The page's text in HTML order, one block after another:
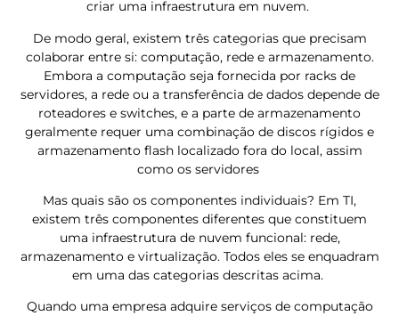
criar uma infraestrutura em nuvem.
De modo geral, existem três categorias que precisam
colaborar entre si: computação, rede e armazenamento.
Embora a computação seja fornecida por racks de
servidores, a rede ou a transferência de dados depende de
roteadores e switches, e a parte de armazenamento
geralmente requer uma combinação de discos rígidos e
armazenamento flash localizado fora do local, assim
como os servidores
Mas quais são os componentes individuais? Em TI,
existem três componentes diferentes que constituem
uma infraestrutura de nuvem funcional: rede,
armazenamento e virtualização. Todos eles se enquadram
em uma das categorias descritas acima.
Quando uma empresa adquire serviços de computação